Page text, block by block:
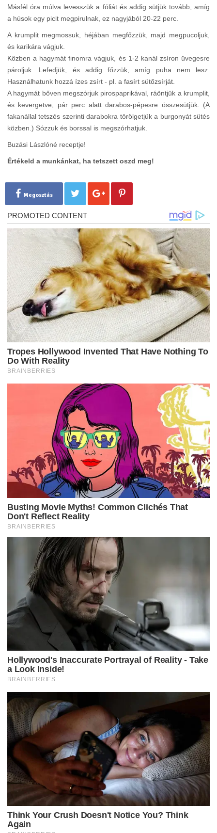
Másfél óra múlva levesszük a fóliát és addig sütjük tovább, amíg
a húsok egy picit megpirulnak, ez nagyjából 20-22 perc.
A krumplit megmossuk, héjában megfőzzük, majd megpucoljuk,
és karikára vágjuk.
Közben a hagymát finomra vágjuk, és 1-2 kanál zsíron üvegesre
pároljuk. Lefedjük, és addig főzzük, amíg puha nem lesz.
Használhatunk hozzá ízes zsírt - pl. a fasírt sütőzsírját.
A hagymát bőven megszórjuk pirospaprikával, ráöntjük a krumplit,
és kevergetve, pár perc alatt darabos-pépesre összesütjük. (A
fakanállal tetszés szerinti darabokra törölgetjük a burgonyát sütés
közben.) Sózzuk és borssal is megszórhatjuk.
Buzási Lászlóné receptje!
Értékeld a munkánkat, ha tetszett oszd meg!
Megosztás